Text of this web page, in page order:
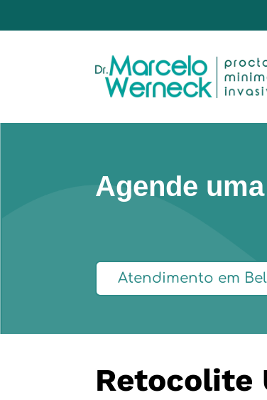
Agende
Atendimento em
Retocolite